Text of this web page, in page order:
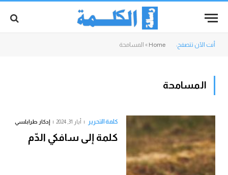
أنت الآن تتصفح: Home
» المسامحة
المسامحة
كلمة التحرير أيار 31, 2024 إدكار طرابلسي
كلمة إلى سافكي الدّم